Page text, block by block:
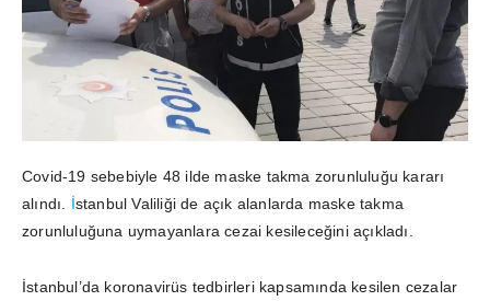
Covid-19 sebebiyle 48 ilde maske takma zorunluluğu kararı
alındı. İstanbul Valiliği de açık alanlarda maske takma
zorunluluğuna uymayanlara cezai kesileceğini açıkladı.
İstanbul’da koronavirüs tedbirleri kapsamında kesilen cezalar